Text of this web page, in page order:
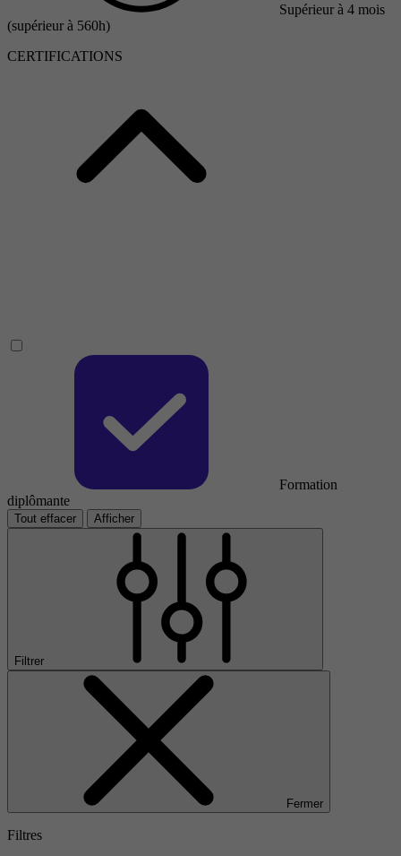
Supérieur à 4 mois
(supérieur à 560h)
CERTIFICATIONS
Formation
diplômante
Tout effacer Afficher
Filtrer
Fermer
Filtres